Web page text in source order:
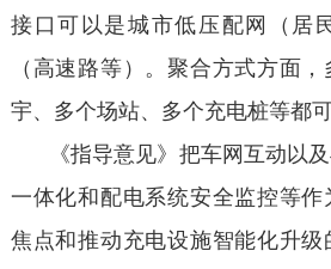
接口可以是城市低压配网（居
（高速路等）。聚合方式方面
宇、多个场站、多个充电桩等都
《指导意见》把车网互动以
一体化和配电系统安全监控等
焦点和推动充电设施智能化升